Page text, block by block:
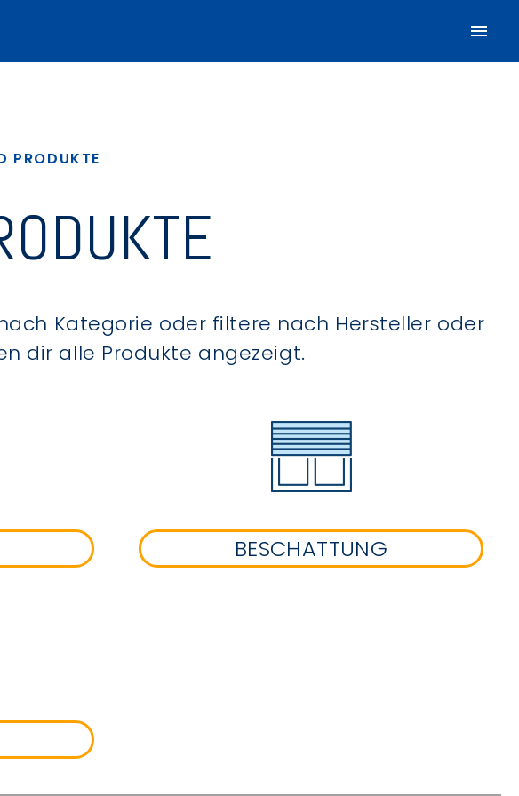
PRODUKTE
Kategorie oder filtere nach Hersteller oder
dir alle Produkte angezeigt.
BESCHATTUNG